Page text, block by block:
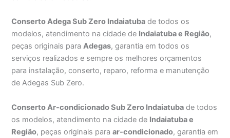
Conserto Adega Sub Zero Indaiatuba de todos os
modelos, atendimento na cidade de Indaiatuba e Região,
peças originais paraAdegas, garantia em todos os
serviços realizados e sempre os melhores orçamentos
para instalação, conserto, reparo, reforma e manutenção
de Adegas Sub Zero.
Conserto Ar-condicionado Sub Zero Indaiatuba de todos
os modelos, atendimento na cidade de Indaiatuba e
Região, peças originais paraar-condicionado, garantia em